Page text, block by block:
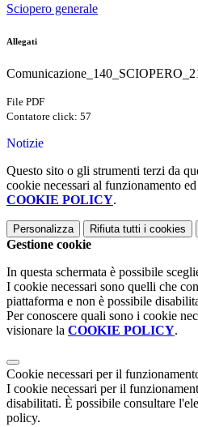
Sciopero generale
Allegati
File PDF
Contatore click: 57
Notizie
Questo sito o gli strumenti terzi da
cookie necessari al funzionamento
COOKIE POLICY.
Personalizza Rifiuta tutti i cookies
Gestione cookie
In questa schermata è possibile
I cookie necessari sono quelli che
piattaforma e non è possibile
Per conoscere quali sono i cookie
visionare la COOKIE POLICY.
Cookie necessari per il
I cookie necessari per il
disabilitati. È possibile consultare
policy.